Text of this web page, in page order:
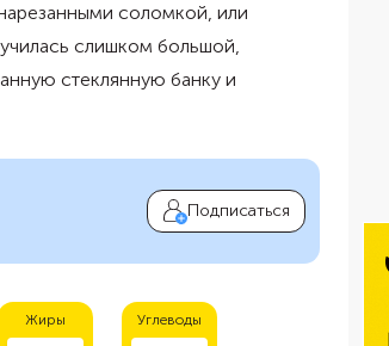
соломкой, или
слишком большой,
стеклянную банку и
Подписаться
Жиры Углеводы